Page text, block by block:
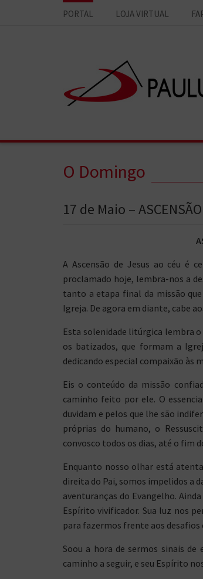
PORTAL LOJA VIRTUAL
O Domingo
17 de Maio –
A Ascensão de Jesus ao céu é
proclamado hoje, lembra-nos a
tanto a etapa final da missão que
Igreja. De agora em diante, cabe
Esta solenidade litúrgica lembra
os batizados, que formam a
dedicando especial compaixão às
Eis o conteúdo da missão
caminho feito por ele. O
duvidam e pelos que lhe são
próprias do humano, o
convosco todos os dias, até o fim
Enquanto nosso olhar está
direita do Pai, somos impelidos a
aventuranças do Evangelho.
Espírito vivificador. Sua luz nos
para fazermos frente aos desafios
Soou a hora de sermos sinais de
caminho a seguir, e seu Espírito